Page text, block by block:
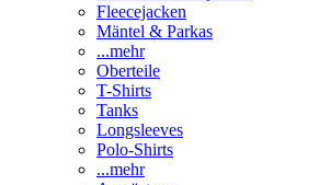
Fleecejacken
Mäntel & Parkas
...mehr
Oberteile
T-Shirts
Tanks
Longsleeves
Polo-Shirts
...mehr